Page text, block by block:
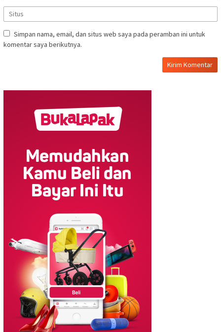
Simpan nama, email, dan situs web saya pada peramban ini untuk
komentar saya berikutnya.